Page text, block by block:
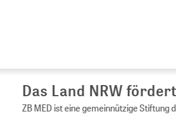
Das Land NRW fördert ZB
ZB MED ist eine gemeinnützige Stiftung des